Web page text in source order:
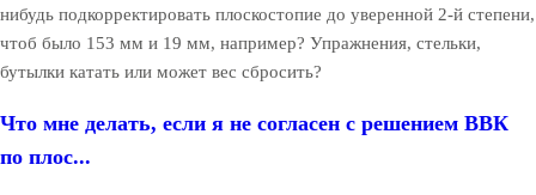
нибудь подкорректировать плоскостопие до уверенной 2-й степени,
чтоб было 153 мм и 19 мм, например? Упражнения, стельки,
бутылки катать или может вес сбросить?
Что мне делать, если я не согласен с решением ВВК
по плос...